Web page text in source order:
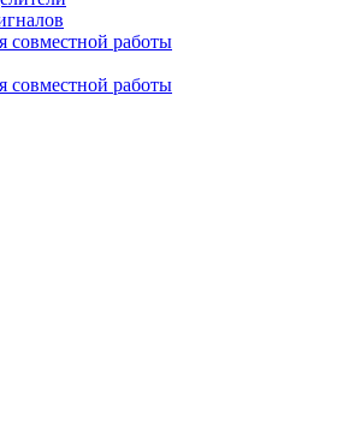
совместной работы
совместной работы